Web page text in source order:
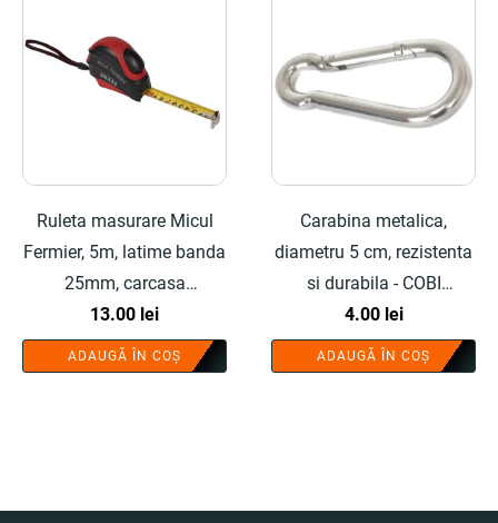
Ruleta masurare Micul
Fermier, 5m, latime banda
25mm, carcasa
cauciucata - COBI
SMART®
13.00 lei
ADAUGĂ ÎN COȘ
Carabina metalica,
diametru 5 cm, rezistenta
si durabila - COBI
SMART®
4.00 lei
ADAUGĂ ÎN COȘ